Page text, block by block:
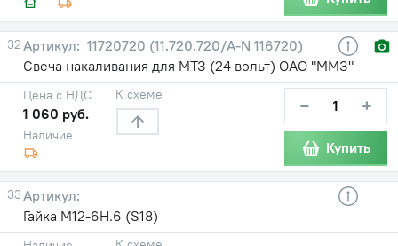
32
11720720 (11.720.720/A-N 116720)
Свеча накаливания для МТЗ (24 вольт) ОАО "ММЗ"
Наличие
Цена с НДС
1 060 руб.
К схеме − +
Купить
33
Гайка М12-6Н.6 (S18)